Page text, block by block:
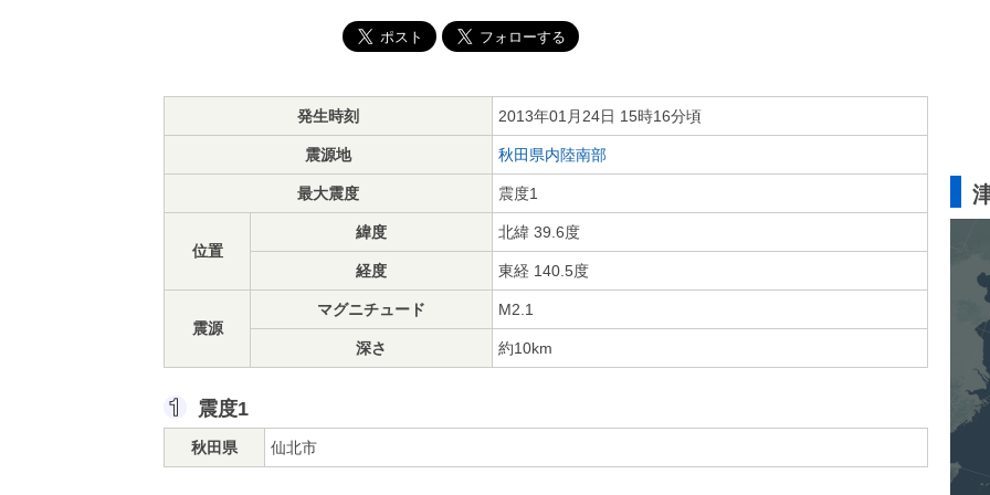
発生時刻 2013年01月24日 15時16分頃
震源地 秋田県内陸南部
最大震度 震度1
位置
緯度 北緯 39.6度
経度 東経 140.5度
震源
マグニチュード M2.1
深さ 約10km
震度1
秋田県 仙北市